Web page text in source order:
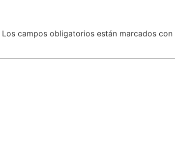
Los campos obligatorios están marcados con